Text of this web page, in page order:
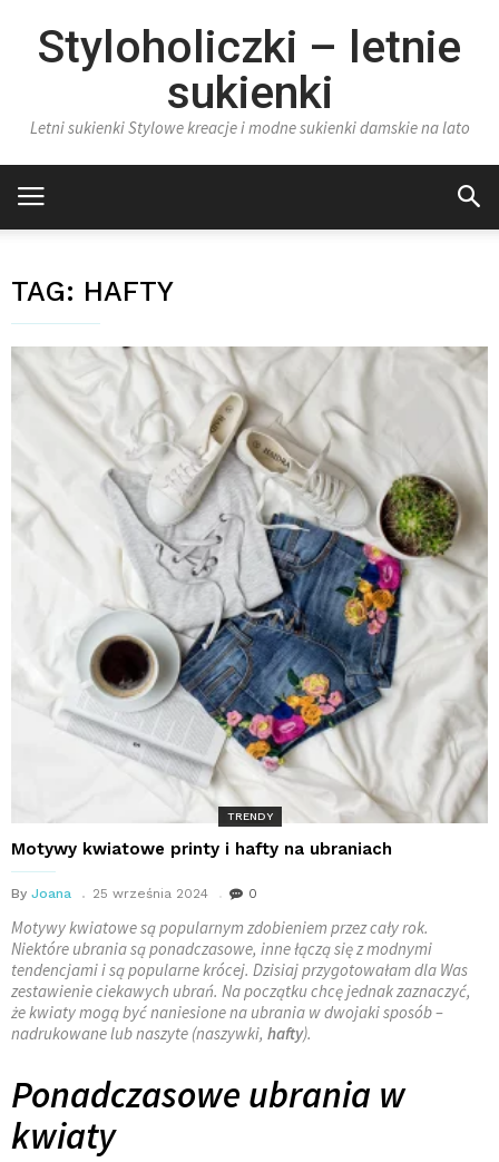
Styloholiczki – letnie
sukienki
Letni sukienki Stylowe kreacje i modne sukienki damskie na lato
TAG: HAFTY
TRENDY
Motywy kwiatowe printy i hafty na ubraniach
By Joana 25 września 2024 0
Motywy kwiatowe są popularnym zdobieniem przez cały rok.
Niektóre ubrania są ponadczasowe, inne łączą się z modnymi
tendencjami i są popularne krócej. Dzisiaj przygotowałam dla Was
zestawienie ciekawych ubrań. Na początku chcę jednak zaznaczyć,
że kwiaty mogą być naniesione na ubrania w dwojaki sposób –
nadrukowane lub naszyte (naszywki, hafty).
Ponadczasowe ubrania w
kwiaty